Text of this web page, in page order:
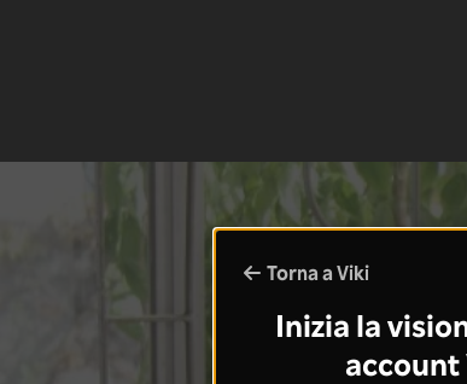
Torna a Viki
Inizia la
account